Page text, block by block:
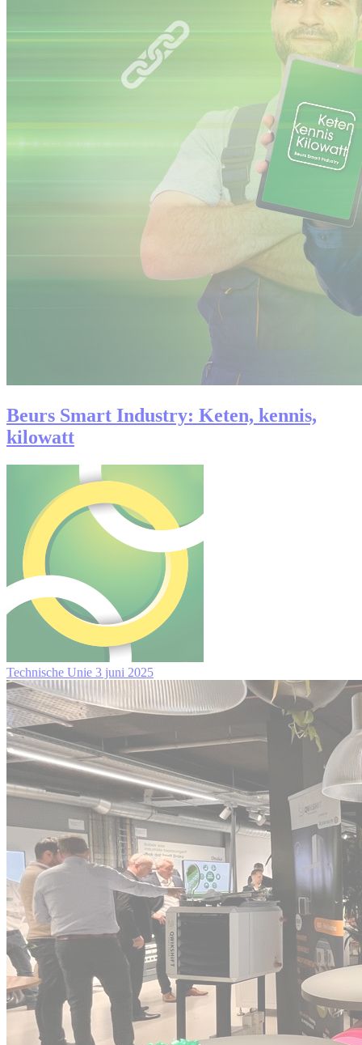
Beurs Smart Industry: Keten, kennis,
kilowatt
Technische Unie 3 juni 2025